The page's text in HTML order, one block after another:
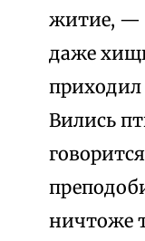
житие, —
даже
приходил
Вились
ничтоже